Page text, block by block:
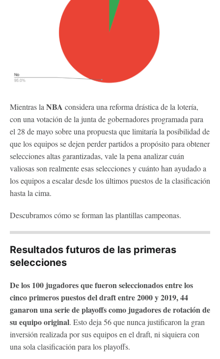
Mientras la NBA considera una reforma drástica de la lotería,
con una votación de la junta de gobernadores programada para
el 28 de mayo sobre una propuesta que limitaría la posibilidad de
que los equipos se dejen perder partidos a propósito para obtener
selecciones altas garantizadas, vale la pena analizar cuán
valiosas son realmente esas selecciones y cuánto han ayudado a
los equipos a escalar desde los últimos puestos de la clasificación
hasta la cima.
Descubramos cómo se forman las plantillas campeonas.
Resultados futuros de las primeras
selecciones
De los 100 jugadores que fueron seleccionados entre los
cinco primeros puestos del draft entre 2000 y 2019, 44
ganaron una serie de playoffs como jugadores de rotación de
su equipo original. Esto deja 56 que nunca justificaron la gran
inversión realizada por sus equipos en el draft, ni siquiera con
una sola clasificación para los playoffs.